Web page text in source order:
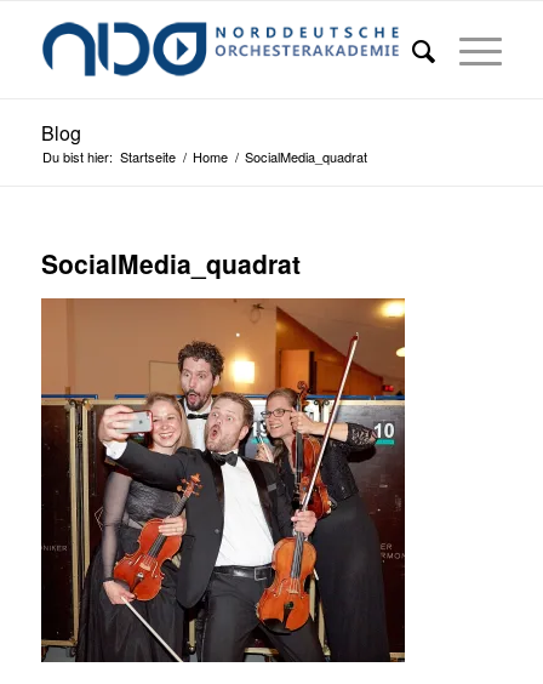
Blog
Du bist hier: Startseite / Home / SocialMedia_quadrat
SocialMedia_quadrat